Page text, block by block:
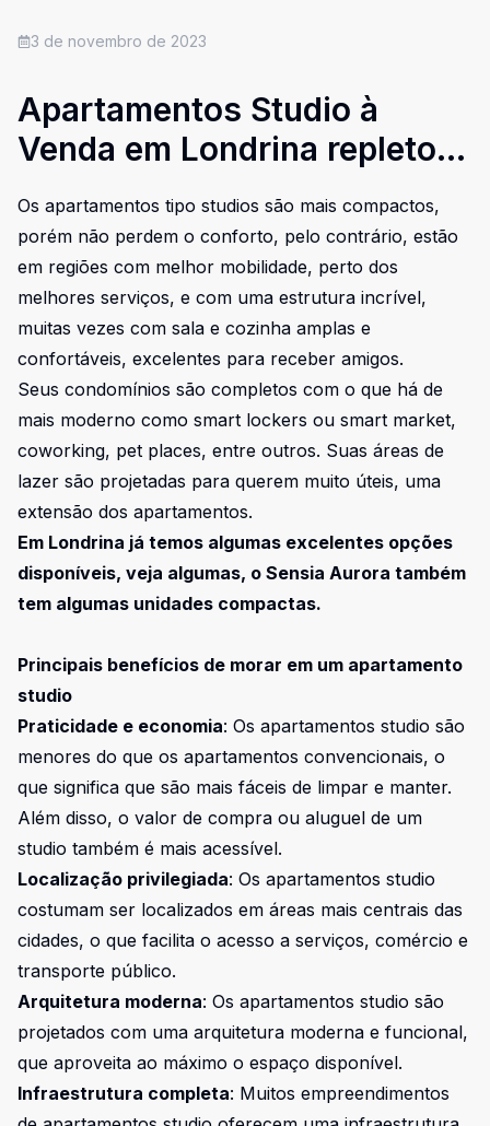
3 de novembro de 2023
Apartamentos Studio à
Venda em Londrina repleto
Os apartamentos tipo studios são mais compactos,
porém não perdem o conforto, pelo contrário, estão
em regiões com melhor mobilidade, perto dos
melhores serviços, e com uma estrutura incrível,
muitas vezes com sala e cozinha amplas e
confortáveis, excelentes para receber amigos.
Seus condomínios são completos com o que há de
mais moderno como smart lockers ou smart market,
coworking, pet places, entre outros. Suas áreas de
lazer são projetadas para querem muito úteis, uma
extensão dos apartamentos.
Em Londrina já temos algumas excelentes opções
disponíveis, veja algumas, o Sensia Aurora também
tem algumas unidades compactas.
Principais benefícios de morar em um apartamento
studio
Praticidade e economia: Os apartamentos studio são
menores do que os apartamentos convencionais, o
que significa que são mais fáceis de limpar e manter.
Além disso, o valor de compra ou aluguel de um
studio também é mais acessível.
Localização privilegiada: Os apartamentos studio
costumam ser localizados em áreas mais centrais das
cidades, o que facilita o acesso a serviços, comércio e
transporte público.
Arquitetura moderna: Os apartamentos studio são
projetados com uma arquitetura moderna e funcional,
que aproveita ao máximo o espaço disponível.
Infraestrutura completa: Muitos empreendimentos